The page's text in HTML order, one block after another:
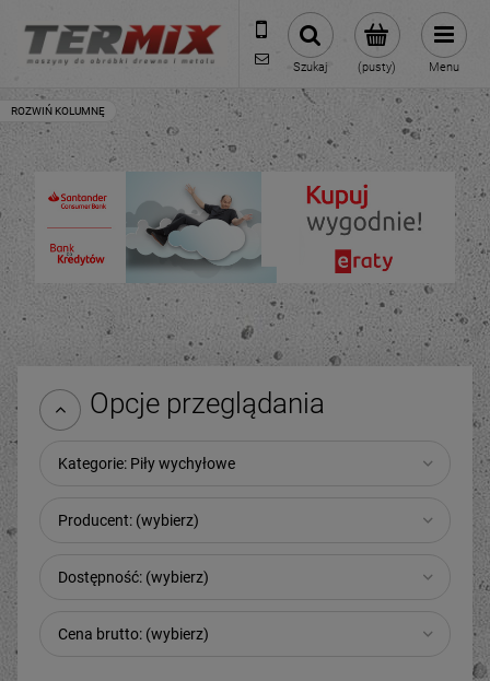
531-422-377
sklep@termixpily.pl
(pusty)
Szukaj Menu
Opcje przeglądania
Kategorie: Piły wychyłowe
Producent: (wybierz)
Dostępność: (wybierz)
Cena brutto: (wybierz)